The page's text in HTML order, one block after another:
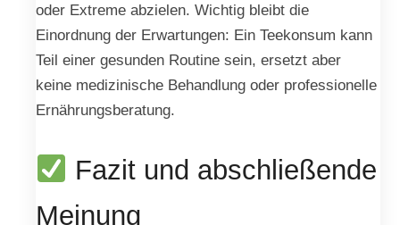
oder Extreme abzielen. Wichtig bleibt die
Einordnung der Erwartungen: Ein Teekonsum kann
Teil einer gesunden Routine sein, ersetzt aber
keine medizinische Behandlung oder professionelle
Ernährungsberatung.
Fazit und abschließende
Meinung